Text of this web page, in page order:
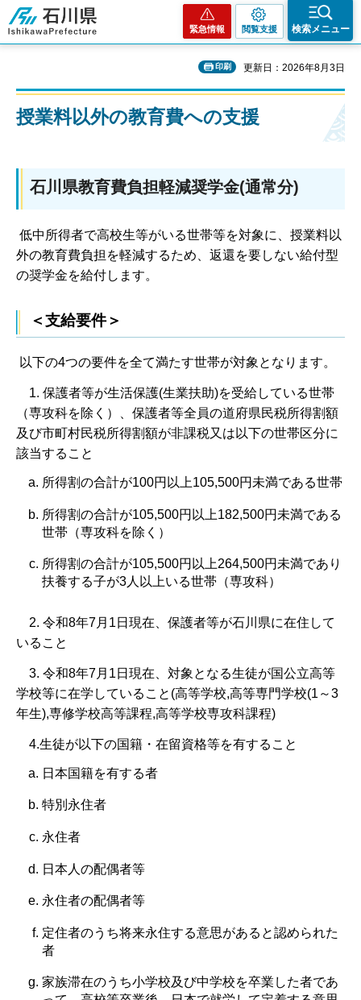
石川県
緊急情報 閲覧支援 検索メニュー
印刷 更新日：2026年8月3日
授業料以外の教育費への支援
石川県教育費負担軽減奨学金(通常分)
低中所得者で高校生等がいる世帯等を対象に、授業料以
外の教育費負担を軽減するため、返還を要しない給付型
の奨学金を給付します。
＜支給要件＞
以下の4つの要件を全て満たす世帯が対象となります。
1. 保護者等が生活保護(生業扶助)を受給している世帯
（専攻科を除く）、保護者等全員の道府県民税所得割額
及び市町村民税所得割額が非課税又は以下の世帯区分に
該当すること
所得割の合計が100円以上105,500円未満である世帯
所得割の合計が105,500円以上182,500円未満である
世帯（専攻科を除く）
所得割の合計が105,500円以上264,500円未満であり
扶養する子が3人以上いる世帯（専攻科）
2. 令和8年7月1日現在、保護者等が石川県に在住して
いること
3. 令和8年7月1日現在、対象となる生徒が国公立高等
学校等に在学していること(高等学校,高等専門学校(1～3
年生),専修学校高等課程,高等学校専攻科課程)
4.生徒が以下の国籍・在留資格等を有すること
日本国籍を有する者
特別永住者
永住者
日本人の配偶者等
永住者の配偶者等
定住者のうち将来永住する意思があると認められた
者
家族滞在のうち小学校及び中学校を卒業した者であ